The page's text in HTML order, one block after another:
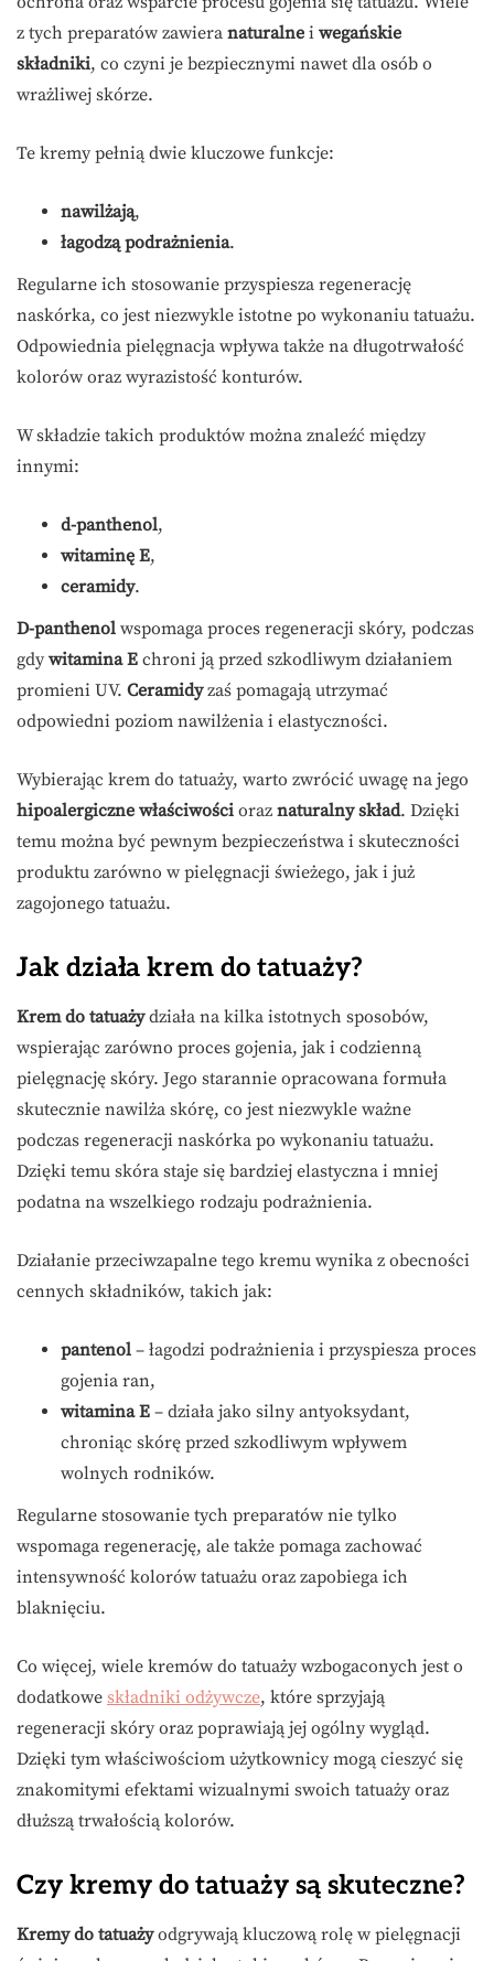
z tych preparatów zawiera naturalne i wegańskie
składniki, co czyni je bezpiecznymi nawet dla osób o
wrażliwej skórze.
Te kremy pełnią dwie kluczowe funkcje:
nawilżają,
łagodzą podrażnienia.
Regularne ich stosowanie przyspiesza regenerację
naskórka, co jest niezwykle istotne po wykonaniu tatuażu.
Odpowiednia pielęgnacja wpływa także na długotrwałość
kolorów oraz wyrazistość konturów.
W składzie takich produktów można znaleźć między
innymi:
d-panthenol,
witaminę E,
ceramidy.
D-panthenol wspomaga proces regeneracji skóry, podczas
gdy witamina E chroni ją przed szkodliwym działaniem
promieni UV. Ceramidyzaś pomagają utrzymać
odpowiedni poziom nawilżenia i elastyczności.
Wybierając krem do tatuaży, warto zwrócić uwagę na jego
hipoalergiczne właściwości oraz naturalny skład. Dzięki
temu można być pewnym bezpieczeństwa i skuteczności
produktu zarówno w pielęgnacji świeżego, jak i już
zagojonego tatuażu.
Jak działa krem do tatuaży?
Krem do tatuażydziała na kilka istotnych sposobów,
wspierając zarówno proces gojenia, jak i codzienną
pielęgnację skóry. Jego starannie opracowana formuła
skutecznie nawilża skórę, co jest niezwykle ważne
podczas regeneracji naskórka po wykonaniu tatuażu.
Dzięki temu skóra staje się bardziej elastyczna i mniej
podatna na wszelkiego rodzaju podrażnienia.
Działanie przeciwzapalne tego kremu wynika z obecności
cennych składników, takich jak:
pantenol – łagodzi podrażnienia i przyspiesza proces
gojenia ran,
witamina E – działa jako silny antyoksydant,
chroniąc skórę przed szkodliwym wpływem
wolnych rodników.
Regularne stosowanie tych preparatów nie tylko
wspomaga regenerację, ale także pomaga zachować
intensywność kolorów tatuażu oraz zapobiega ich
blaknięciu.
Co więcej, wiele kremów do tatuaży wzbogaconych jest o
dodatkowe składniki odżywcze, które sprzyjają
regeneracji skóry oraz poprawiają jej ogólny wygląd.
Dzięki tym właściwościom użytkownicy mogą cieszyć się
znakomitymi efektami wizualnymi swoich tatuaży oraz
dłuższą trwałością kolorów.
Czy kremy do tatuaży są skuteczne?
Kremy do tatuażyodgrywają kluczową rolę w pielęgnacji